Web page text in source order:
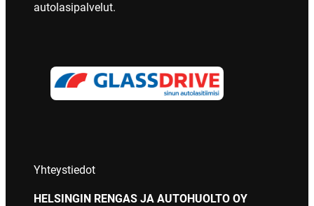
autolasipalvelut.
Yhteystiedot
HELSINGIN RENGAS JA AUTOHUOLTO OY